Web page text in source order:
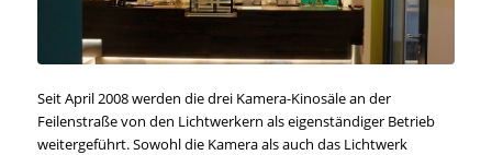
Seit April 2008 werden die drei Kamera-Kinosäle an der
Feilenstraße von den Lichtwerkern als eigenständiger Betrieb
weitergeführt. Sowohl die Kamera als auch das Lichtwerk